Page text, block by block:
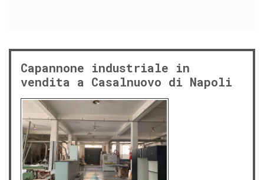
Capannone industriale in
vendita a Casalnuovo di Napoli